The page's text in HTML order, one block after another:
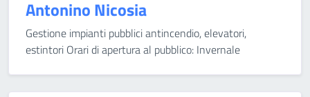
Antonino Nicosia
Gestione impianti pubblici antincendio, elevatori,
estintori Orari di apertura al pubblico: Invernale